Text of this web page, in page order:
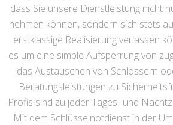
dass Sie unsere Dienstleistung nicht
nehmen können, sondern sich stets
erstklassige Realisierung verlassen
es um eine simple Aufsperrung von
das Austauschen von Schlössern
Beratungsleistungen zu
Profis sind zu jeder Tages- und
Mit dem Schlüsselnotdienst in der